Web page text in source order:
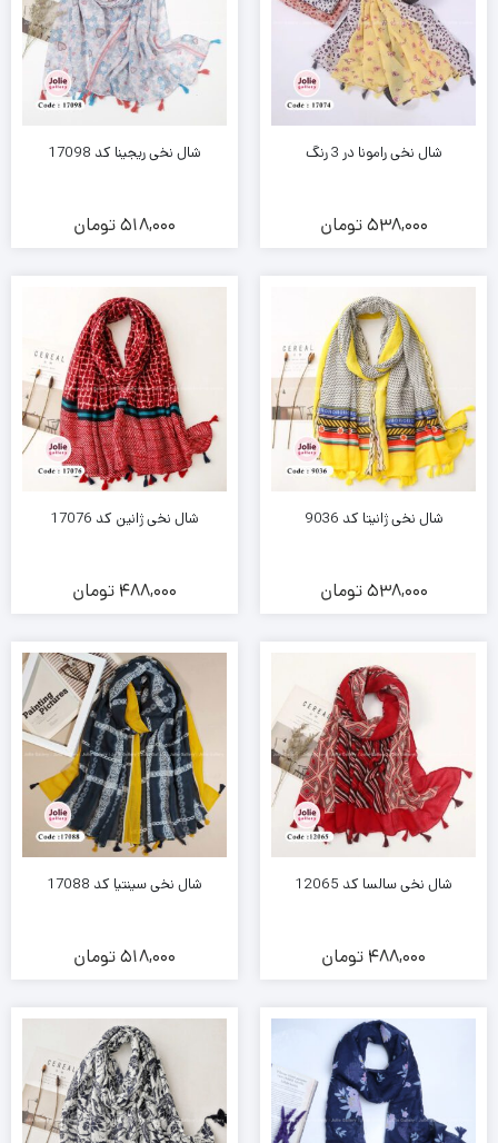
شال نخی رامونا در 3 رنگ
538,000تومان
شال نخی ریجینا کد 17098
518,000تومان
شال نخی ژانیتا کد 9036
538,000تومان
شال نخی ژانین کد 17076
488,000 تومان
شال نخی سالسا کد 12065
488,000 تومان
شال نخی سینتیا کد 17088
518,000تومان